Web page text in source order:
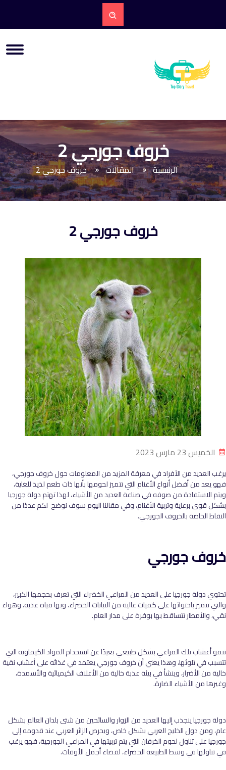
خروف جورجي 2
الرئيسية المقالات خروف جورجي 2
خروف جورجي 2
الخميس 23 مارس 2023
يرغب العديد من الأفراد في معرفة المزيد من المعلومات حول خروف جورجي،
فهو يعد من أفضل أنواع الأغنام التي تتميز لحومها بأنها ذات طعم لذيذ للغاية،
ويتم الاستفادة من صوفه في صناعة العديد من الأشياء، لهذا تهتم دولة جورجيا
بشكل قوى برعاية وتربية الأغنام، وفي مقالنا اليوم سوف نوضح لكم عددًا من
النقاط الخاصة بالخروف الجورجي.
خروف جورجي
تحتوي دولة جورجيا على العديد من المراعي الخضراء التي تعرف بحجمها الكبير،
والتي تتميز باحتوائها على كميات عالية من النباتات الخضراء، وبها مياه عذبة، وهواء
نقي، والأمطار تتساقط بها بوفرة على مدار العام.
تنمو أعشاب تلك المراعي بشكل طبيعي بعيدًا عن استخدام المواد الكيماوية التي
تتسبب في تلوثها، وهذا يعني أن خروف جورجي يعتمد في غذائه على أعشاب نقية
خالية من الأضرار، وينشأ في بيئة عذبة خالية من الأعلاف الكيميائية والأسمدة،
وغيرها من الأشياء الضارة.
دولة جورجيا ينجذب إليها العديد من الزوار والسائحين من شتى بلدان العالم بشكل
عام، ومن دول الخليج العربي بشكل خاص، ويحرص الزائر العربي عند قدومه إلى
جورجيا على تناول لحوم الخرفان التي يتم تربيتها في المراعي الجورجية، فهو يرغب
في تناولها في وسط الطبيعة الخضراء، لقضاء أجمل الأوقات.